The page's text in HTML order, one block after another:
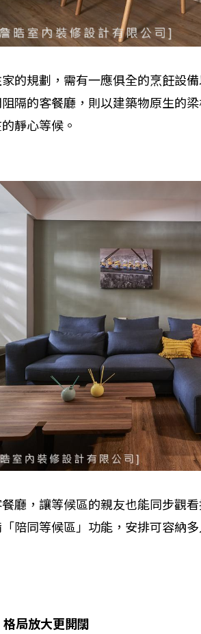
的規劃，需有一應俱全的烹飪設
隔的客餐廳，則以建築物原生的
靜心等候。
廳，讓等候區的親友也能同步觀
陪同等候區」功能，安排可容納
格局放大更開闊